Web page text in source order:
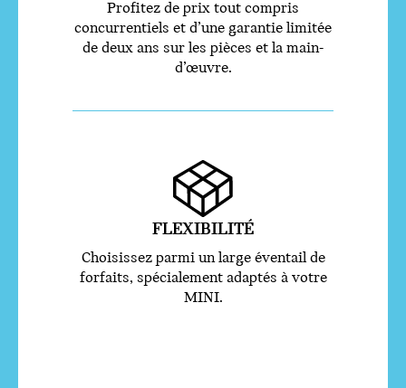
Profitez de prix tout compris
concurrentiels et d’une garantie limitée
de deux ans sur les pièces et la main-
d’œuvre.
FLEXIBILITÉ
Choisissez parmi un large éventail de
forfaits, spécialement adaptés à votre
MINI.